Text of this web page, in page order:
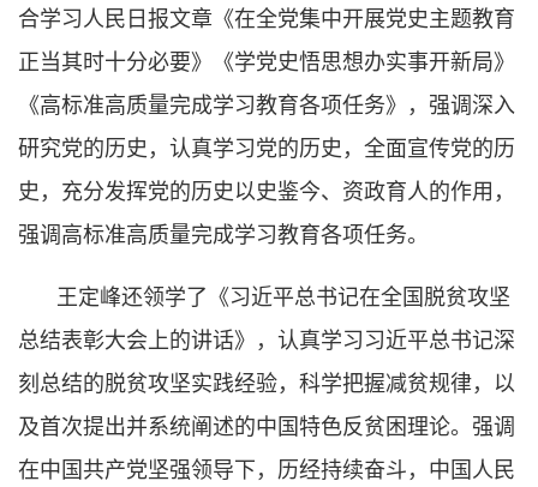
合学习人民日报文章《在全党集中开展党史主题教育
正当其时十分必要》《学党史悟思想办实事开新局》
《高标准高质量完成学习教育各项任务》，强调深入
研究党的历史，认真学习党的历史，全面宣传党的历
史，充分发挥党的历史以史鉴今、资政育人的作用，
强调高标准高质量完成学习教育各项任务。
王定峰还领学了《习近平总书记在全国脱贫攻坚
总结表彰大会上的讲话》，认真学习习近平总书记深
刻总结的脱贫攻坚实践经验，科学把握减贫规律，以
及首次提出并系统阐述的中国特色反贫困理论。强调
在中国共产党坚强领导下，历经持续奋斗，中国人民